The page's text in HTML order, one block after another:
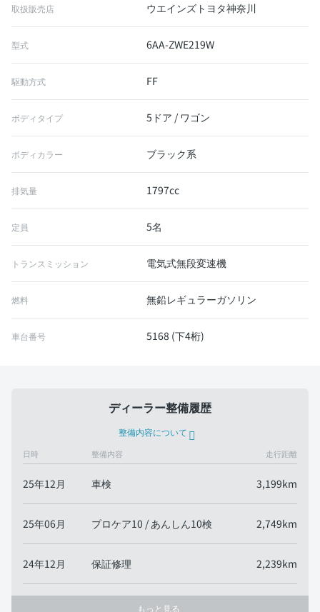
取扱販売店 ウエインズトヨタ神奈川
型式 6AA-ZWE219W
駆動方式 FF
ボディタイプ 5ドア / ワゴン
ボディカラー ブラック系
排気量 1797cc
定員 5名
トランスミッション 電気式無段変速機
燃料 無鉛レギュラーガソリン
車台番号 5168 (下4桁)
ディーラー整備履歴
整備内容について
日時 整備内容 走行距離
25年12月 車検 3,199km
25年06月 プロケア10 / あんしん10検 2,749km
24年12月 保証修理 2,239km
もっと見る